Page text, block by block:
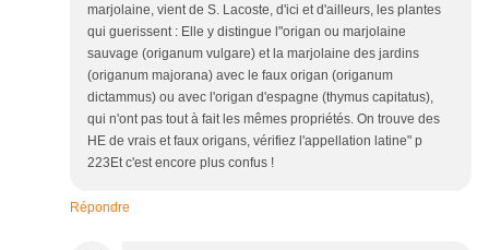
marjolaine, vient de S. Lacoste, d'ici et d'ailleurs, les plantes
qui guerissent : Elle y distingue l"origan ou marjolaine
sauvage (origanum vulgare) et la marjolaine des jardins
(origanum majorana) avec le faux origan (origanum
dictammus) ou avec l'origan d'espagne (thymus capitatus),
qui n'ont pas tout à fait les mêmes propriétés. On trouve des
HE de vrais et faux origans, vérifiez l'appellation latine" p
223Et c'est encore plus confus !
Répondre